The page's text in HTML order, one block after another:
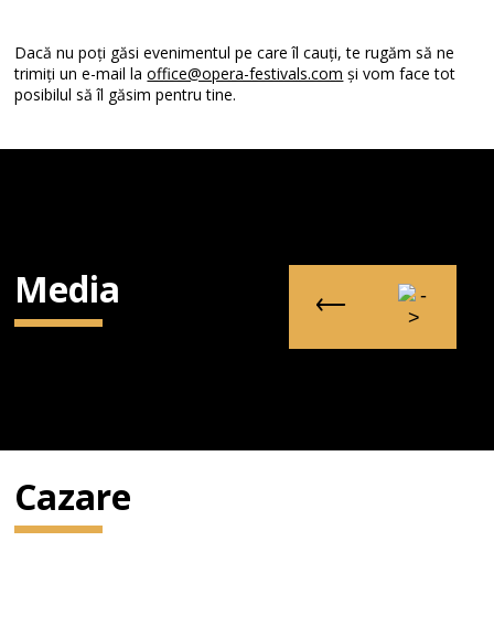
Dacă nu poți găsi evenimentul pe care îl cauți, te rugăm să ne
trimiți un e-mail laoffice@opera-festivals.com și vom face tot
posibilul să îl găsim pentru tine.
Media
Cazare